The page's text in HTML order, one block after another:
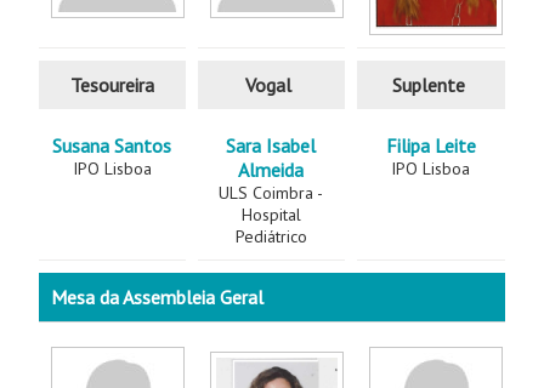
Tesoureira Vogal Suplente
Susana Santos
IPO Lisboa
Sara Isabel
Almeida
ULS Coimbra -
Hospital
Pediátrico
Filipa Leite
IPO Lisboa
Mesa da Assembleia Geral